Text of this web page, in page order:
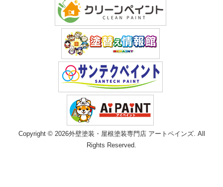
Copyright © 2026外壁塗装・屋根塗装専門店 アートペインズ. All
Rights Reserved.